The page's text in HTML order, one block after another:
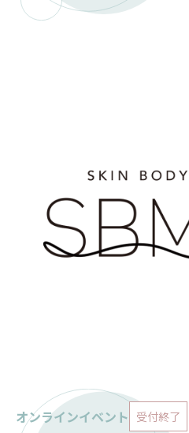
しさとは～
オンラインイベント 受付終了